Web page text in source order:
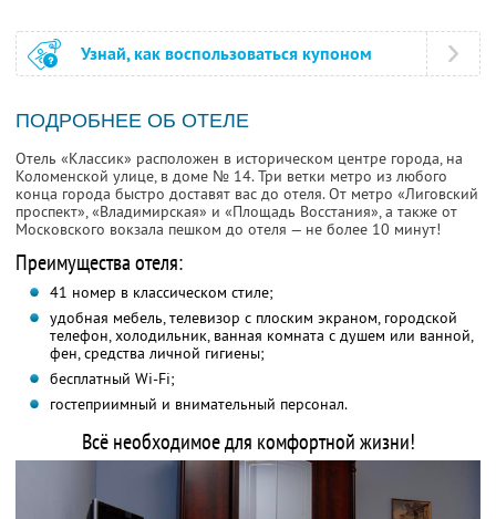
Узнай, как воспользоваться купоном
ПОДРОБНЕЕ ОБ ОТЕЛЕ
Отель «Классик» расположен в историческом центре города, на
Коломенской улице, в доме № 14. Три ветки метро из любого
конца города быстро доставят вас до отеля. От метро «Лиговский
проспект», «Владимирская» и «Площадь Восстания», а также от
Московского вокзала пешком до отеля — не более 10 минут!
Преимущества отеля:
41 номер в классическом стиле;
удобная мебель, телевизор с плоским экраном, городской
телефон, холодильник, ванная комната с душем или ванной,
фен, средства личной гигиены;
бесплатный Wi-Fi;
гостеприимный и внимательный персонал.
Всё необходимое для комфортной жизни!